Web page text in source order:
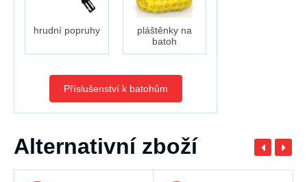
hrudní popruhy
pláštěnky na
batoh
Příslušenství k batohům
Alternativní zboží